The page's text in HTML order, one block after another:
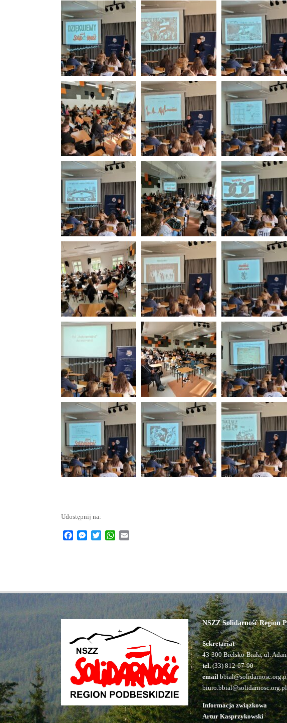
Udostępnij na:
FacebookMessenger
TwitterWhatsApp
NSZZ Solidarność Region
Sekretariat
43-300 Bielsko-Biała, ul.
tel.(33) 812-67-90
email
biuro.bbial@solidarnosc.org.pl
Informacja związkowa
Artur Kasprzykowski